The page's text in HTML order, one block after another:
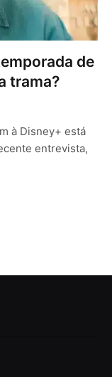
de
trama?
à Disney+ está
entrevista,